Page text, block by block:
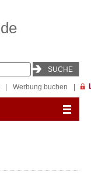
Werbung buchen